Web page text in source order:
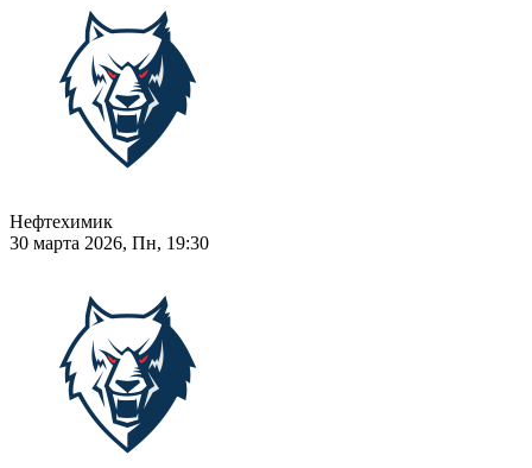
Нефтехимик
30 марта 2026, Пн, 19:30